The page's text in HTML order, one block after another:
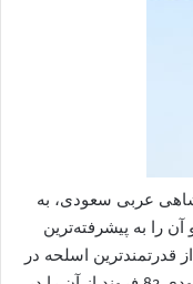
عربی سعودی، به
را به پیشرفته‌ترین
اسلحه در